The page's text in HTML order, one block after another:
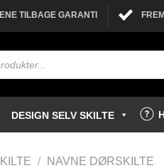
TILBAGE GARANTI
DESIGN SELV SKILTE
/ NAVNE DØRSKILTE